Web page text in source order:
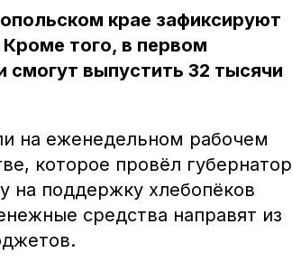
крае зафиксируют
того, в первом
смогут выпустить 32 тысячи
на еженедельном рабочем
которое провёл губернатор
на поддержку хлебопёков
средства направят из